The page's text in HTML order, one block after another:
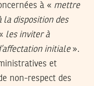
à « mettre
la disposition des
les inviter à
initiale ».
et
non-respect des